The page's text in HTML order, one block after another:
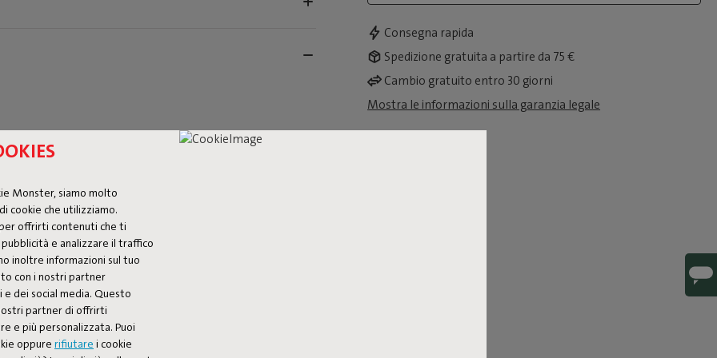
Monster, siamo molto
cookie che utilizziamo.
offrirti contenuti che ti
e analizzare il traffico
inoltre informazioni sul tuo
con i nostri partner
e dei social media. Questo
partner di offrirti
e più personalizzata. Puoi
oppure rifiutare i cookie
Consegna rapida
Spedizione gratuita a partire da 75 €
Cambio gratuito entro 30 giorni
Mostra le informazioni sulla garanzia legale
completare il tuo set lounge Paletti Royal. Con una
ideale di cui hai bisogno. Il rivestimento in
UV, rendendo questo elemento – insieme al
Questa versione Royal ha un tessuto più spesso e
Combina il Corner Seat con altri elementi Paletti per